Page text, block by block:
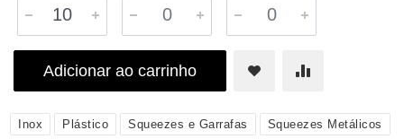
Adicionar ao carrinho
Inox Plástico Squeezes e Garrafas Squeezes Metálicos